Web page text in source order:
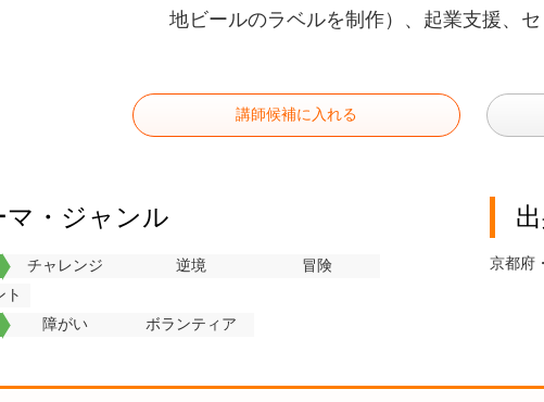
地ビールのラベルを制作）、起業支援、
講師候補に入れる
マ・ジャンル
チャレンジ 逆境
冒険
ト
障がい ボランティア
京都府